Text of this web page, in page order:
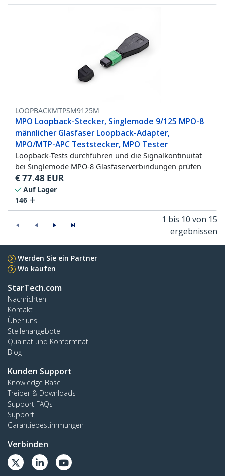
LOOPBACKMTPSM9125M
MPO Loopback-Stecker, Singlemode 9/125 MPO-8
männlicher Glasfaser Loopback-Adapter,
MPO/MTP-APC Teststecker, MPO Tester
Loopback-Tests durchführen und die Signalkontinuität
bei Singlemode MPO-8 Glasfaserverbindungen prüfen
€77.48 EUR
Auf Lager
146
1 bis 10 von 15
ergebnissen
Werden Sie ein Partner
Wo kaufen
StarTech.com
Nachrichten
Kontakt
Über uns
Stellenangebote
Qualität und Konformität
Blog
Kunden Support
Knowledge Base
Treiber & Downloads
Support FAQs
Support
Garantiebestimmungen
Verbinden